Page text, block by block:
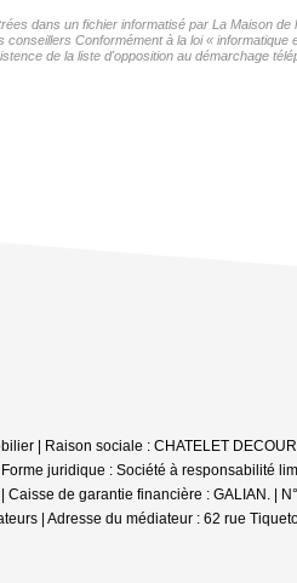
dans un fichier informatisé par La Maison
Conformément à la loi «
de la liste d'opposition au démarchage
| Raison sociale : CHATELET
juridique : Société à responsabilité
de garantie financière : GALIAN. |
| Adresse du médiateur : 62 rue